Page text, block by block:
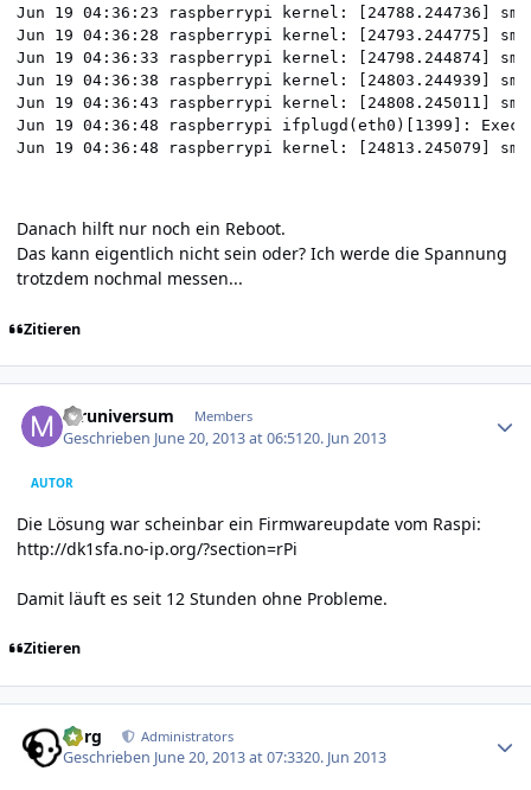
Jun 19 04:36:23 raspberrypi kernel: [24788.244736]
Jun 19 04:36:28 raspberrypi kernel: [24793.244775]
Jun 19 04:36:33 raspberrypi kernel: [24798.244874]
Jun 19 04:36:38 raspberrypi kernel: [24803.244939]
Jun 19 04:36:43 raspberrypi kernel: [24808.245011]
Jun 19 04:36:48 raspberrypi ifplugd(eth0)[1399]:
Danach hilft nur noch ein Reboot.
Das kann eigentlich nicht sein oder? Ich werde die Spannung
trotzdem nochmal messen...
Zitieren
mruniversum Members
Geschrieben June 20, 2013 at 06:5120. Jun 2013
AUTOR
Die Lösung war scheinbar ein Firmwareupdate vom Raspi:
http://dk1sfa.no-ip.org/?section=rPi
Damit läuft es seit 12 Stunden ohne Probleme.
Zitieren
borg Administrators
Geschrieben June 20, 2013 at 07:3320. Jun 2013